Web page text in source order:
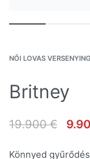
NŐI LOVAS VERSENYING
Britney
19.900€
Könnyed